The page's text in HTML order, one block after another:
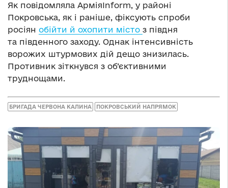
Як повідомляла АрміяInform, у районі
Покровська, як і раніше, фіксують спроби
росіян обійти й охопити місто з півдня
та південного заходу. Однак інтенсивність
ворожих штурмових дій дещо знизилась.
Противник зіткнувся з об’єктивними
труднощами.
БРИГАДА ЧЕРВОНА КАЛИНА ПОКРОВСЬКИЙ НАПРЯМОК